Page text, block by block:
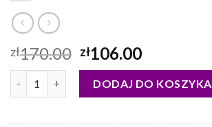
zł170.00 zł106.00
DODAJ DO KOSZYKA